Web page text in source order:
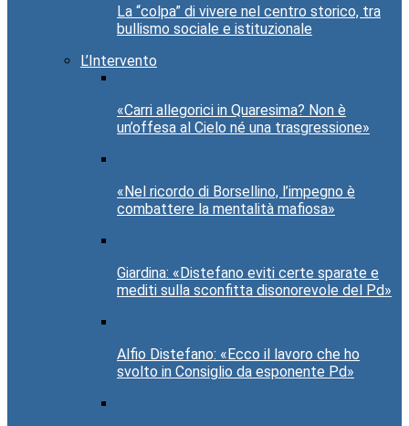
La “colpa” di vivere nel centro storico, tra
bullismo sociale e istituzionale
L’Intervento
«Carri allegorici in Quaresima? Non è
un’offesa al Cielo né una trasgressione»
«Nel ricordo di Borsellino, l’impegno è
combattere la mentalità mafiosa»
Giardina: «Distefano eviti certe sparate e
mediti sulla sconfitta disonorevole del Pd»
Alfio Distefano: «Ecco il lavoro che ho
svolto in Consiglio da esponente Pd»